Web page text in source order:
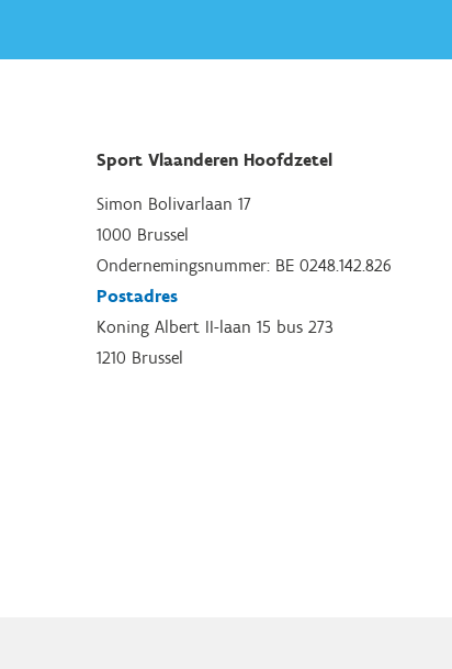
Sport Vlaanderen Hoofdzetel
Simon Bolivarlaan 17
1000 Brussel
Ondernemingsnummer: BE 0248.142.826
Postadres
Koning Albert II-laan 15 bus 273
1210 Brussel